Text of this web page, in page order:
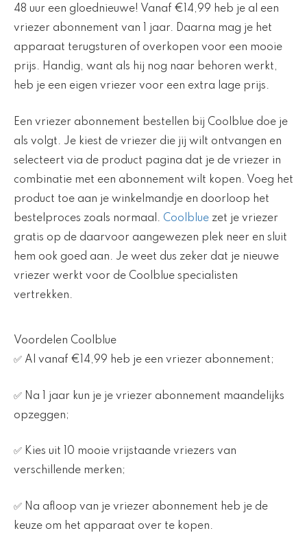
48 uur een gloednieuwe! Vanaf €14,99 heb je al een
vriezer abonnement van 1 jaar. Daarna mag je het
apparaat terugsturen of overkopen voor een mooie
prijs. Handig, want als hij nog naar behoren werkt,
heb je een eigen vriezer voor een extra lage prijs.
Een vriezer abonnement bestellen bij Coolblue doe je
als volgt. Je kiest de vriezer die jij wilt ontvangen en
selecteert via de product pagina dat je de vriezer in
combinatie met een abonnement wilt kopen. Voeg het
product toe aan je winkelmandje en doorloop het
bestelproces zoals normaal. Coolblue zet je vriezer
gratis op de daarvoor aangewezen plek neer en sluit
hem ook goed aan. Je weet dus zeker dat je nieuwe
vriezer werkt voor de Coolblue specialisten
vertrekken.
Voordelen Coolblue
✅ Al vanaf €14,99 heb je een vriezer abonnement;
✅ Na 1 jaar kun je je vriezer abonnement maandelijks
opzeggen;
✅ Kies uit 10 mooie vrijstaande vriezers van
verschillende merken;
✅ Na afloop van je vriezer abonnement heb je de
keuze om het apparaat over te kopen.